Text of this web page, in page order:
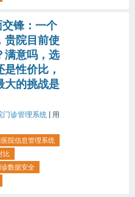
锋：一个
贵院目前使
满意吗，选
性价比，
大的挑战是
门诊管理系统 | 用
院信息管理系统
比
诊数据安全